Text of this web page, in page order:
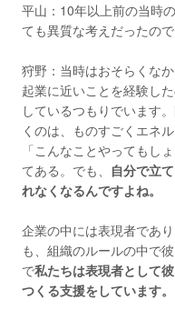
平山：10年以上前の当時
ても異質な考えだったの
狩野：当時はおそらくな
起業に近いことを経験し
しているつもりでいます
くのは、ものすごくエネ
「こんなことやってもし
てある。でも、 自分で立
れなくなるんですよね。
企業の中には表現者であ
も、組織のルールの中で
で私たちは表現者として
つくる支援をしています。